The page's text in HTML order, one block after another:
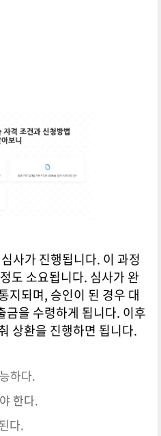
사가 진행됩니다. 이 과정
도 소요됩니다. 심사가 완
지되며, 승인이 된 경우 대
금을 수령하게 됩니다. 이후
상환을 진행하면 됩니다.
하다.
한다.
다.